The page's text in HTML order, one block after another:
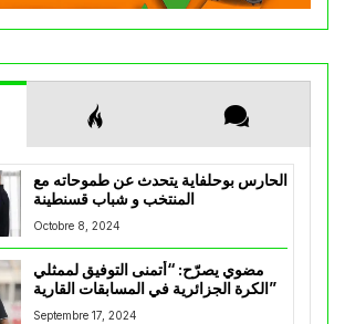
الحارس بوحلفاية يتحدث عن طموحاته مع
المنتخب و شباب قسنطينة
Octobre 8, 2024
مضوي يصرّح: “أتمنى التوفيق لممثلي
الكرة الجزائرية في المسابقات القارية”
Septembre 17, 2024